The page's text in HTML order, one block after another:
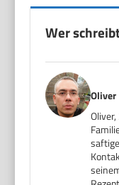
Wer
Oliver